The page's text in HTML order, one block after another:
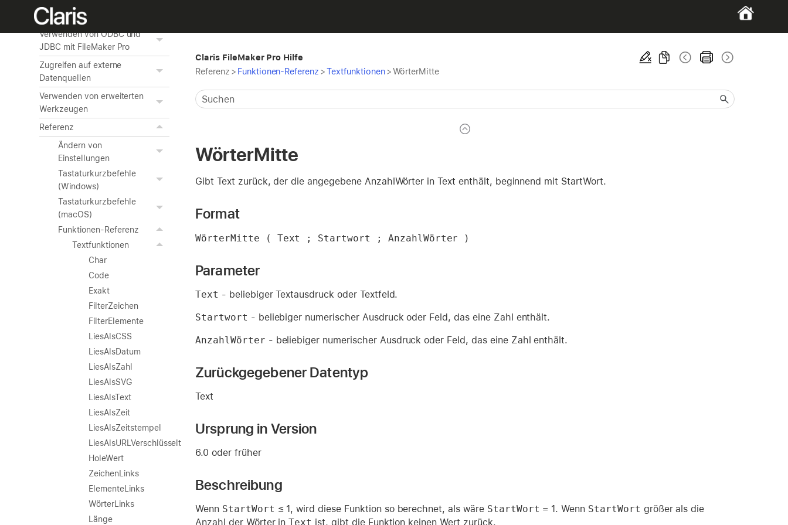
Datenbanken im Web
Verwenden von ODBC und
JDBC mit FileMaker Pro
Zugreifen auf externe
Datenquellen
Verwenden von erweiterten
Werkzeugen
Referenz
Ändern von
Einstellungen
Tastaturkurzbefehle
(Windows)
Tastaturkurzbefehle
(macOS)
Funktionen-Referenz
Textfunktionen
Char
Code
Exakt
FilterZeichen
FilterElemente
LiesAlsCSS
LiesAlsDatum
LiesAlsZahl
LiesAlsSVG
LiesAlsText
LiesAlsZeit
LiesAlsZeitstempel
LiesAlsURLVerschlüsselt
HoleWert
ZeichenLinks
ElementeLinks
WörterLinks
Länge
Claris FileMaker Pro Hilfe
Referenz > Funktionen-Referenz >Textfunktionen >WörterMitte
WörterMitte
Gibt Text zurück, der die angegebene AnzahlWörter in Text enthält, beginnend mit StartWort.
Format
WörterMitte ( Text ; Startwort ; AnzahlWörter )
Parameter
Text - beliebiger Textausdruck oder Textfeld.
Startwort - beliebiger numerischer Ausdruck oder Feld, das eine Zahl enthält.
AnzahlWörter - beliebiger numerischer Ausdruck oder Feld, das eine Zahl enthält.
Zurückgegebener Datentyp
Text
Ursprung in Version
6.0 oder früher
Beschreibung
Wenn StartWort ≤ 1, wird diese Funktion so berechnet, als wäre StartWort = 1. Wenn StartWort größer als die
Anzahl der Wörter inText ist, gibt die Funktion keinen Wert zurück.